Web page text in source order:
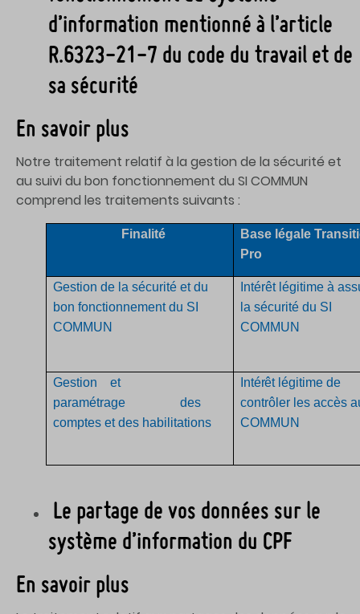
d’information mentionné à l’article
R.6323-21-7 du code du travail et de
sa sécurité
En savoir plus
Notre traitement relatif à la gestion de la sécurité et
au suivi du bon fonctionnement du SI COMMUN
comprend les traitements suivants :
Finalité
Base légale
Pro
Gestion de la sécurité et du
bon fonctionnement du SI
COMMUN
Intérêt légitime à
la sécurité du SI
COMMUN
Gestion et
paramétrage des
comptes et des habilitations
Intérêt légitime de
contrôler les accès
COMMUN
Le partage de vos données sur le
système d’information du CPF
En savoir plus